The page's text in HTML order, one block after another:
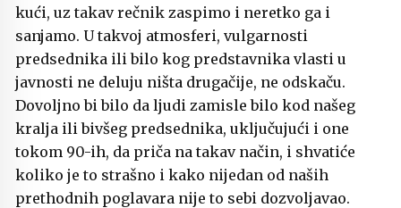
kući, uz takav rečnik zaspimo i neretko ga i
sanjamo. U takvoj atmosferi, vulgarnosti
predsednika ili bilo kog predstavnika vlasti u
javnosti ne deluju ništa drugačije, ne odskaču.
Dovoljno bi bilo da ljudi zamisle bilo kod našeg
kralja ili bivšeg predsednika, uključujući i one
tokom 90-ih, da priča na takav način, i shvatiće
koliko je to strašno i kako nijedan od naših
prethodnih poglavara nije to sebi dozvoljavao.